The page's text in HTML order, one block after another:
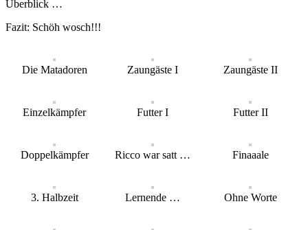
Überblick …
Fazit: Schöh wosch!!!
Die Matadoren Zaungäste I Zaungäste II
Einzelkämpfer Futter I Futter II
Doppelkämpfer Ricco war satt … Finaaale
3. Halbzeit Lernende … Ohne Worte